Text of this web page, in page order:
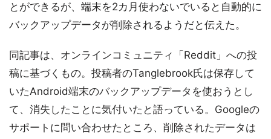
とができるが、端末を2カ月使わないでいると自動的に
バックアップデータが削除されるようだと伝えた。
同記事は、オンラインコミュニティ「Reddit」への投
稿に基づくもの。投稿者のTanglebrook氏は保存して
いたAndroid端末のバックアップデータを使おうとし
て、消失したことに気付いたと語っている。Googleの
サポートに問い合わせたところ、削除されたデータは